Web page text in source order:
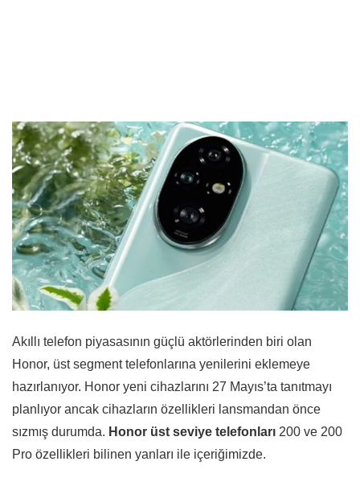
Akıllı telefon piyasasının güçlü aktörlerinden biri olan
Honor, üst segment telefonlarına yenilerini eklemeye
hazırlanıyor. Honor yeni cihazlarını 27 Mayıs’ta tanıtmayı
planlıyor ancak cihazların özellikleri lansmandan önce
sızmış durumda. Honor üst seviye telefonları 200 ve 200
Pro özellikleri bilinen yanları ile içeriğimizde.